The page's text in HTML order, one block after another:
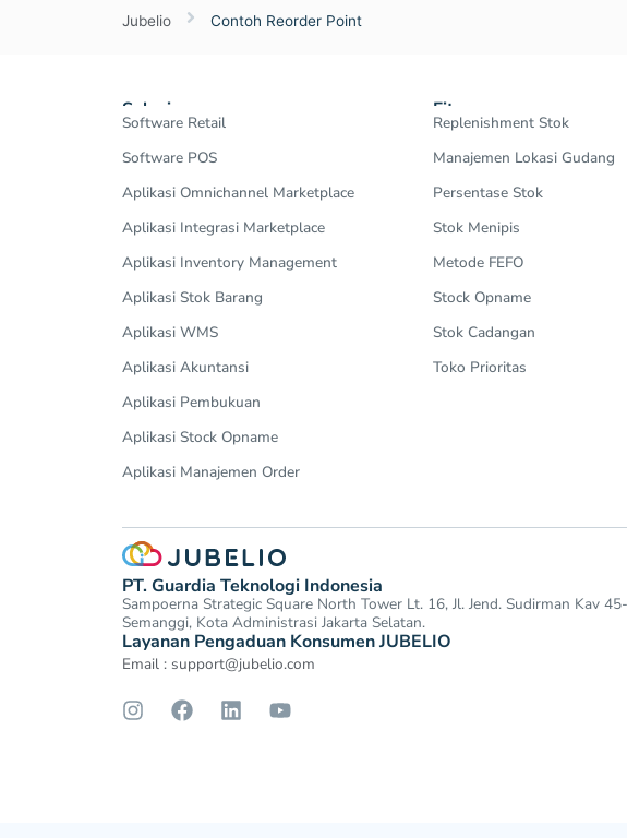
Jubelio Contoh Reorder Point
Solusi
Software Retail
Software POS
Aplikasi Omnichannel Marketplace
Aplikasi Integrasi Marketplace
Aplikasi Inventory Management
Aplikasi Stok Barang
Aplikasi WMS
Aplikasi Akuntansi
Aplikasi Pembukuan
Aplikasi Stock Opname
Aplikasi Manajemen Order
Fitur
Replenishment Stok
Manajemen Lokasi Gudang
Persentase Stok
Stok Menipis
Metode FEFO
Stock Opname
Stok Cadangan
Toko Prioritas
PT. Guardia Teknologi Indonesia
Sampoerna Strategic Square North Tower Lt. 16, Jl. Jend. Sudirman Kav
Semanggi, Kota Administrasi Jakarta Selatan.
Layanan Pengaduan Konsumen JUBELIO
Email : support@jubelio.com